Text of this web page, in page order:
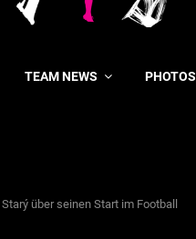
TEAM NEWS PHOTOS
über seinen Start im Football